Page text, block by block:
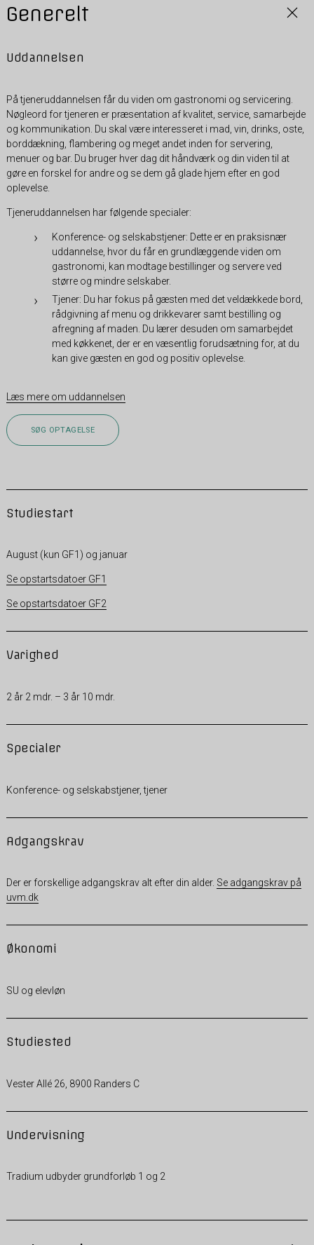
Generelt
Uddannelsen
På tjeneruddannelsen får du viden om gastronomi og servicering.
Nøgleord for tjeneren er præsentation af kvalitet, service, samarbejde
og kommunikation. Du skal være interesseret i mad, vin, drinks, oste,
borddækning, flambering og meget andet inden for servering,
menuer og bar. Du bruger hver dag dit håndværk og din viden til at
gøre en forskel for andre og se dem gå glade hjem efter en god
oplevelse.
Tjeneruddannelsen har følgende specialer:
Konference- og selskabstjener: Dette er en praksisnær
uddannelse, hvor du får en grundlæggende viden om
gastronomi, kan modtage bestillinger og servere ved
større og mindre selskaber.
Tjener: Du har fokus på gæsten med det veldækkede bord,
rådgivning af menu og drikkevarer samt bestilling og
afregning af maden. Du lærer desuden om samarbejdet
med køkkenet, der er en væsentlig forudsætning for, at du
kan give gæsten en god og positiv oplevelse.
Læs mere om uddannelsen
SØG OPTAGELSE
Studiestart
August (kun GF1) og januar
Se opstartsdatoer GF1
Se opstartsdatoer GF2
Varighed
2 år 2 mdr. – 3 år 10 mdr.
Specialer
Konference- og selskabstjener, tjener
Adgangskrav
Der er forskellige adgangskrav alt efter din alder. Se adgangskrav på
uvm.dk
Økonomi
SU og elevløn
Studiested
Vester Allé 26, 8900 Randers C
Undervisning
Tradium udbyder grundforløb 1 og 2